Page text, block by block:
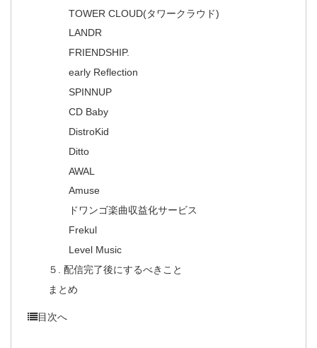
TOWER CLOUD(タワークラウド)
LANDR
FRIENDSHIP.
early Reflection
SPINNUP
CD Baby
DistroKid
Ditto
AWAL
Amuse
ドワンゴ楽曲収益化サービス
Frekul
Level Music
５. 配信完了後にするべきこと
まとめ
目次へ